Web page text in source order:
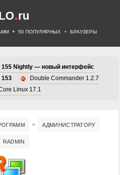
.ru
• 50 ПОПУЛЯРНЫХ • БРАУЗЕРЫ
155 Nightly — новый интерфейс
153
Double Commander 1.2.7
Linux 17.1
АДМИНИСТРАТОРУ
RADMIN